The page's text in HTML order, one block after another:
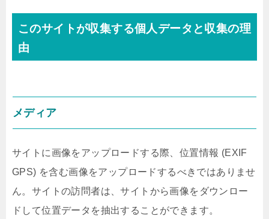
このサイトが収集する個人データと収集の理
由
メディア
サイトに画像をアップロードする際、位置情報 (EXIF
GPS) を含む画像をアップロードするべきではありませ
ん。サイトの訪問者は、サイトから画像をダウンロー
ドして位置データを抽出することができます。